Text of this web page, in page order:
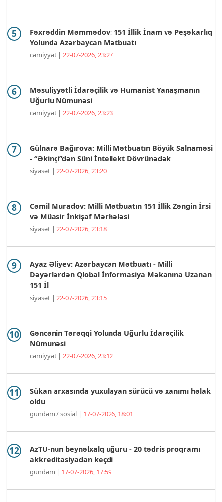
Fəxrəddin Məmmədov: 151 İllik İnam və Peşəkarlıq
Yolunda Azərbaycan Mətbuatı
cəmiyyət | 22-07-2026, 23:27
Məsuliyyətli İdarəçilik və Humanist Yanaşmanın
Uğurlu Nümunəsi
cəmiyyət | 22-07-2026, 23:23
Gülnarə Bağırova: Milli Mətbuatın Böyük Salnaməsi
- “Əkinçi”dən Süni İntellekt Dövrünədək
siyasət | 22-07-2026, 23:20
Cəmil Muradov: Milli Mətbuatın 151 İllik Zəngin İrsi
və Müasir İnkişaf Mərhələsi
siyasət | 22-07-2026, 23:18
Ayaz Əliyev: Azərbaycan Mətbuatı - Milli
Dəyərlərdən Qlobal İnformasiya Məkanına Uzanan
151 İl
siyasət | 22-07-2026, 23:15
Gəncənin Tərəqqi Yolunda Uğurlu İdarəçilik
Nümunəsi
cəmiyyət | 22-07-2026, 23:12
Sükan arxasında yuxulayan sürücü və xanımı həlak
oldu
gündəm / sosial | 17-07-2026, 18:01
AzTU-nun beynəlxalq uğuru - 20 tədris proqramı
akkreditasiyadan keçdi
gündəm | 17-07-2026, 17:59